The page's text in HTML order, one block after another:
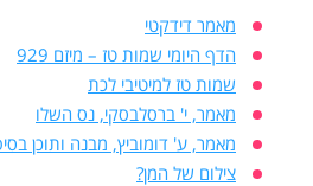
מאמר דידקטי
הדף היומי שמות טז – מיזם 929
שמות טז למיטיבי לכת
מאמר, י' ברסלבסקי, נס השלו
מאמר, ע' דומוביץ, מבנה ותוכן
צילום של המן?